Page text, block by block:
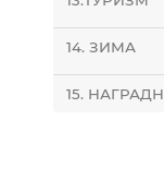
14. ЗИМА
15.